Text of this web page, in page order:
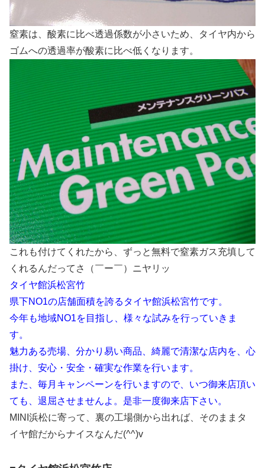
窒素は、酸素に比べ透過係数が小さいため、タイヤ内から
ゴムへの透過率が酸素に比べ低くなります。
これも付けてくれたから、ずっと無料で窒素ガス充填して
くれるんだってさ（￣ー￣）ニヤリッ
タイヤ館浜松宮竹
県下NO1の店舗面積を誇るタイヤ館浜松宮竹です。
今年も地域NO1を目指し、様々な試みを行っていきま
す。
魅力ある売場、分かり易い商品、綺麗で清潔な店内を、心
掛け、安心・安全・確実な作業を行います。
また、毎月キャンペーンを行いますので、いつ御来店頂い
ても、退屈させませんよ。是非一度御来店下さい。
MINI浜松に寄って、裏の工場側から出れば、そのままタ
イヤ館だからナイスなんだ(^^)v